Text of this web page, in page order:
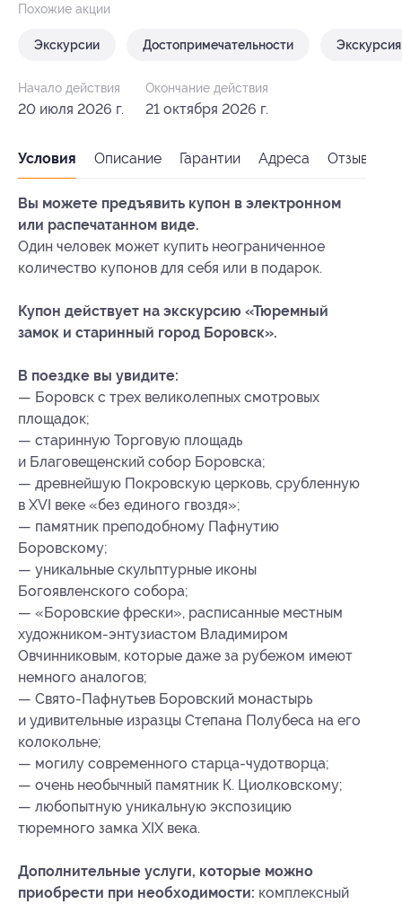
Похожие акции
Экскурсии Достопримечательности
Начало действия
20 июля 2026 г.
Окончание действия
21 октября 2026 г.
Условия Описание Гарантии Адреса Отзывы
Вы можете предъявить купон в электронном
или распечатанном виде.
Один человек может купить неограниченное
количество купонов для себя или в подарок.
Купон действует на экскурсию «Тюремный
замок и старинный город Боровск».
В поездке вы увидите:
— Боровск с трех великолепных смотровых
площадок;
— старинную Торговую площадь
и Благовещенский собор Боровска;
— древнейшую Покровскую церковь, срубленную
в XVI веке «без единого гвоздя»;
— памятник преподобному Пафнутию
Боровскому;
— уникальные скульптурные иконы
Богоявленского собора;
— «Боровские фрески», расписанные местным
художником-энтузиастом Владимиром
Овчинниковым, которые даже за рубежом имеют
немного аналогов;
— Свято-Пафнутьев Боровский монастырь
и удивительные изразцы Степана Полубеса на его
колокольне;
— могилу современного старца-чудотворца;
— очень необычный памятник К. Циолковскому;
— любопытную уникальную экспозицию
тюремного замка XIX века.
Дополнительные услуги, которые можно
приобрести при необходимости: комплексный